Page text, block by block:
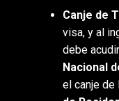
Canje de
visa, y al
debe
Nacional
el canje de